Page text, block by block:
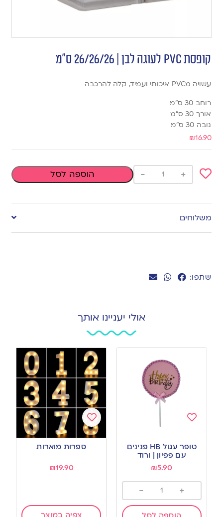
שתפו:
קופסת PVC לעוגה לבן | 26/26/26 ס”מ
עשויה מPVC איכותי ועמיד, קלה להרכבה
רוחב 30 ס”מ
אורך 30 ס”מ
גובה 30 ס”מ
₪16.90
to
wishlist
+
- הוספה לסל
משלוחים
אולי יעניינו אותך
to
wishlist
טופר עגול HB פנינים
עם פפיון | ורוד
₪5.90
+
-
Add
wishlist
ספרות מוארות
₪19.90
צפיה במוצר